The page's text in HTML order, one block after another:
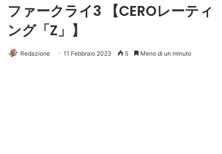
ファークライ3 【CEROレーティ
ング「Z」】
Redazione 11 Febbraio 2023 5 Meno di un minuto